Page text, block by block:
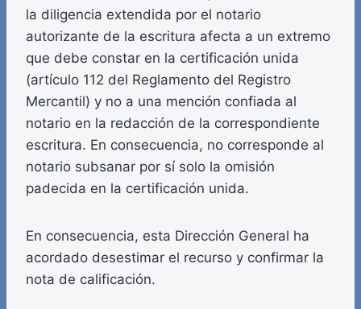
la diligencia extendida por el notario
autorizante de la escritura afecta a un extremo
que debe constar en la certificación unida
(artículo 112 del Reglamento del Registro
Mercantil) y no a una mención confiada al
notario en la redacción de la correspondiente
escritura. En consecuencia, no corresponde al
notario subsanar por sí solo la omisión
padecida en la certificación unida.
En consecuencia, esta Dirección General ha
acordado desestimar el recurso y confirmar la
nota de calificación.